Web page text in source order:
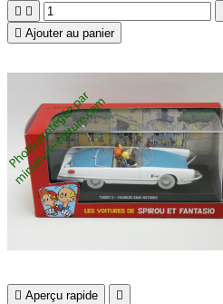
 
 Ajouter au panier
 Aperçu rapide 